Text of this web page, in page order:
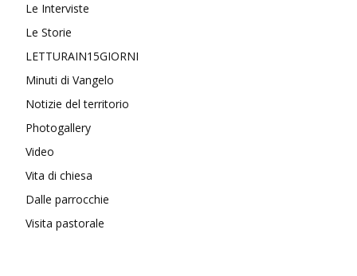
Le Interviste
Le Storie
LETTURAIN15GIORNI
Minuti di Vangelo
Notizie del territorio
Photogallery
Video
Vita di chiesa
Dalle parrocchie
Visita pastorale